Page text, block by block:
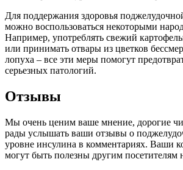
Для поддержания здоровья
можно воспользоваться некоторыми
Например, употреблять свежий
или принимать отвары из цветков
лопуха – все эти меры помогут
серьезных патологий.
Отзывы
Мы очень ценим ваше мнение, дорогие
рады услышать ваши отзывы о
уровне инсулина в комментариях. Ваши
могут быть полезны другим посетителям